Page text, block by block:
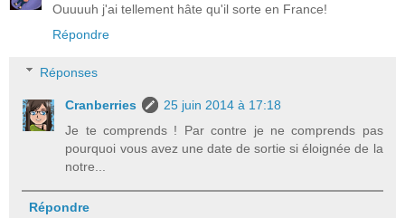
Ouuuuh j'ai tellement hâte qu'il sorte en France!
Répondre
Réponses
Cranberries
25 juin 2014 à 17:18
Je te comprends ! Par contre je ne comprends pas
pourquoi vous avez une date de sortie si éloignée de la
notre...
Répondre